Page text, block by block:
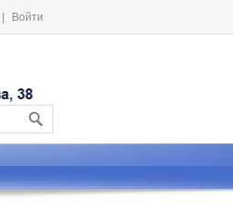
Войти